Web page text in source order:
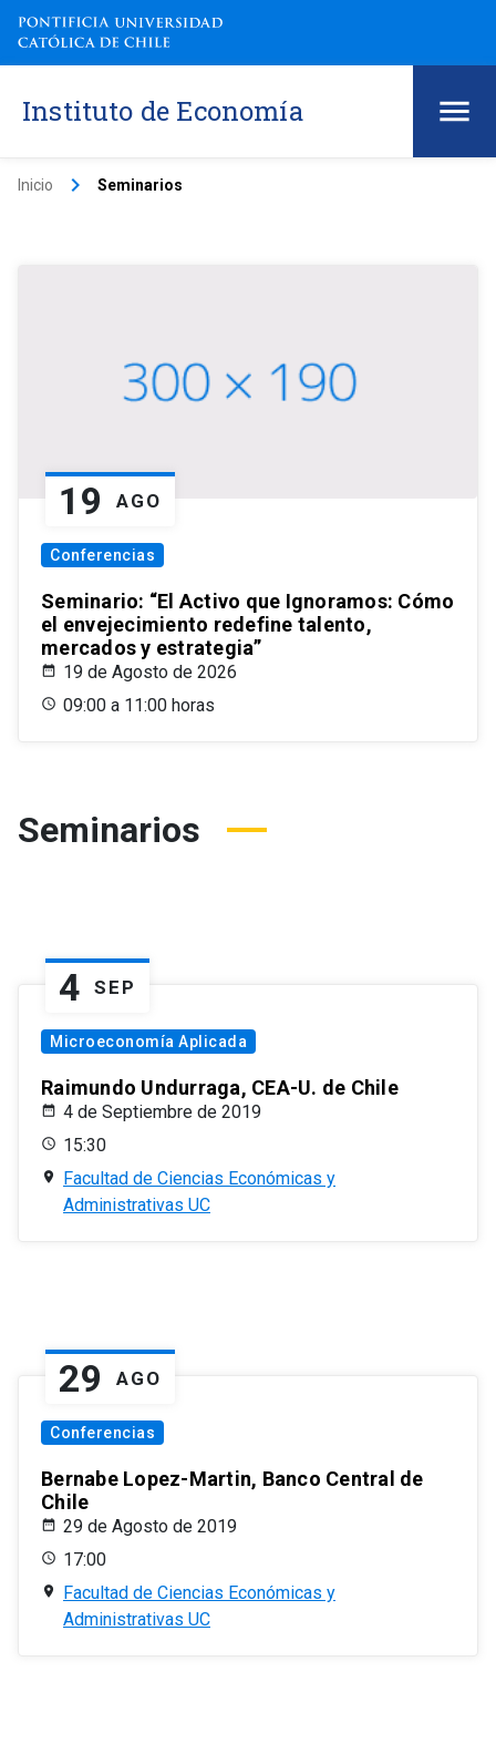
Instituto de Economía
Inicio keyboard_arrow_right Seminarios
19 AGO
Conferencias
Seminario: “El Activo que Ignoramos: Cómo
el envejecimiento redefine talento,
mercados y estrategia”
19 de Agosto de 2026
09:00 a 11:00 horas
Seminarios
4 SEP
Microeconomía Aplicada
Raimundo Undurraga, CEA-U. de Chile
4 de Septiembre de 2019
15:30
Facultad de Ciencias Económicas y
Administrativas UC
29 AGO
Conferencias
Bernabe Lopez-Martin, Banco Central de
Chile
29 de Agosto de 2019
17:00
Facultad de Ciencias Económicas y
Administrativas UC